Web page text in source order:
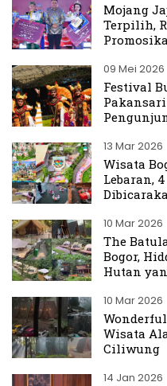
Mojang
Terpilih,
09 Mei 2026
Festival
Pakansari
13 Mar 2026
Wisata
Lebaran,
10 Mar 2026
The
Bogor,
Hutan
10 Mar 2026
Wisata
Ciliwung
14 Jan 2026